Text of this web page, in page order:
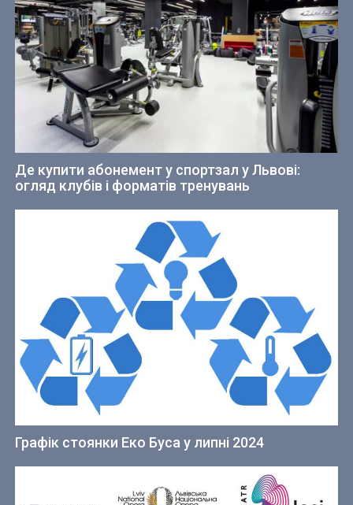
Де купити абонемент у спортзал у Львові:
огляд клубів і форматів тренувань
Графік стоянки Еко Буса у липні 2024